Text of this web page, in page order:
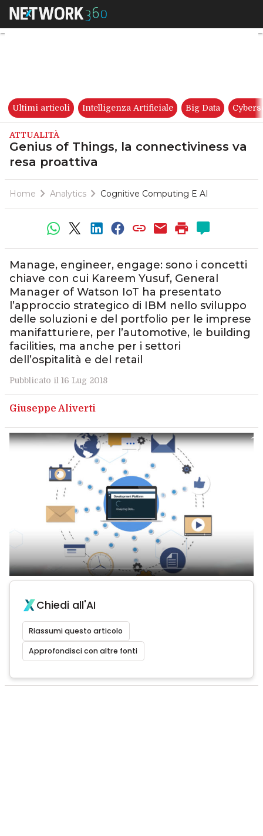
Genius of Things, la
Ultimi articoli Intelligenza Artificiale Big Data
ATTUALITÀ
Genius of Things, la connectiviness va
resa proattiva
Home Analytics Cognitive Computing E AI
Manage, engineer, engage: sono i concetti
chiave con cui Kareem Yusuf, General
Manager of Watson IoT ha presentato
l’approccio strategico di IBM nello sviluppo
delle soluzioni e del portfolio per le imprese
manifatturiere, per l’automotive, le building
facilities, ma anche per i settori
dell’ospitalità e del retail
Pubblicato il 16 Lug 2018
Giuseppe Aliverti
Chiedi all'AI
Riassumi questo articolo
Approfondisci con altre fonti